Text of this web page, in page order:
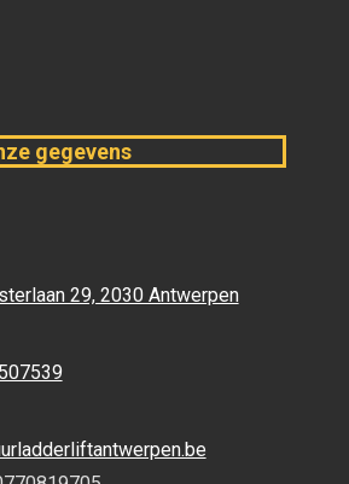
gegevens
29, 2030 Antwerpen